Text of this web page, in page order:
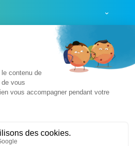
légales
générales de ventes